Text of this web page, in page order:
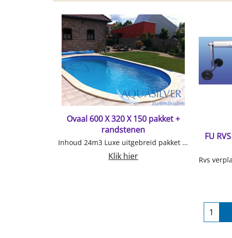
Ovaal 600 X 320 X 150 pakket +
randstenen
Inhoud 24m3 Luxe uitgebreid pakket klik onder voor specificaties
Klik hier
FU